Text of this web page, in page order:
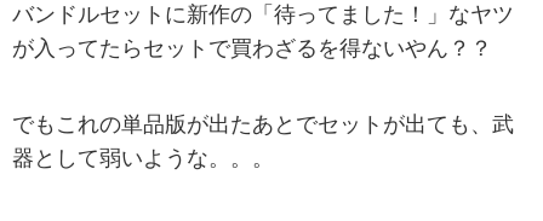
バンドルセットに新作の「待ってました！」なヤツ
が入ってたらセットで買わざるを得ないやん？？
でもこれの単品版が出たあとでセットが出ても、武
器として弱いような。。。